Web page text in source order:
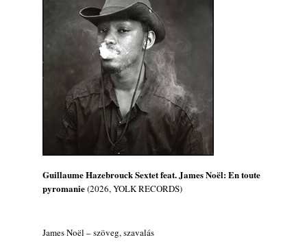
Ez lesz idén a Balaton legkedvesebb
eseménye: augusztus közepén érkezik a
Malomvölgy Fesztivál!
2026. augusztus 08.
2026-os jazzfesztiválok, amelyekről én is
tudok… 19. rész: XXXI. Szoboszlói
Dixieland Napok (Hajdúszoboszló – 2026.
augusztus 21-22-23.)
2026. augusztus 08.
Jazz-rock albumok 1986-ból - Shakatak
2026. augusztus 08.
Fusio Group feat. Kertész Erika "New
Guillaume Hazebrouck Sextet feat. James Noël: En toute
pyromanie(2026, YOLK RECORDS)
James Noël – szöveg, szavalás